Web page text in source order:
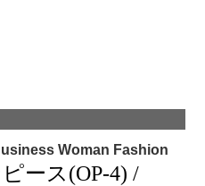
Woman Fashion
ース(OP-4) /